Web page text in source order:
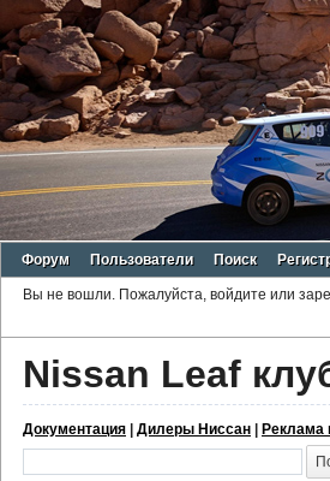
Форум Пользователи Поиск
Вы не вошли. Пожалуйста, войдите или
Nissan Leaf
Документация | Дилеры Ниссан | Реклама